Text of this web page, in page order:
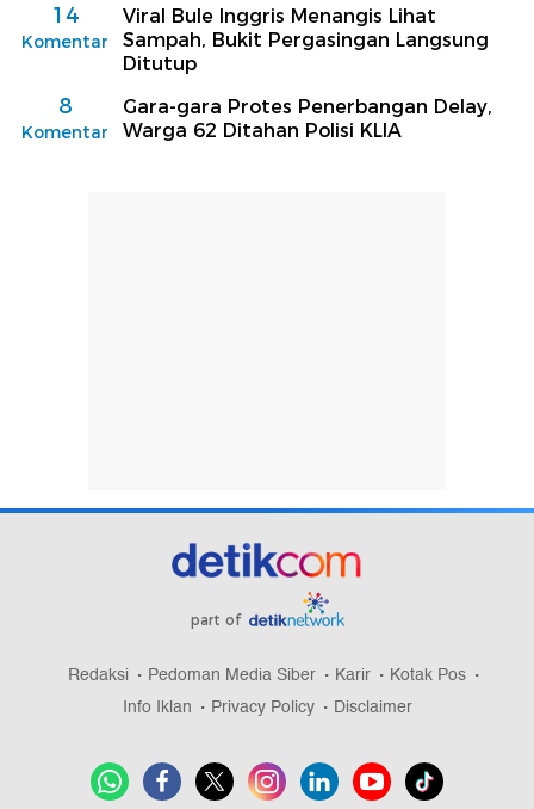
14
Komentar
Viral Bule Inggris Menangis Lihat
Sampah, Bukit Pergasingan Langsung
Ditutup
8
Komentar
Gara-gara Protes Penerbangan Delay,
Warga 62 Ditahan Polisi KLIA
part of
Redaksi Pedoman Media Siber Karir
Kotak Pos
Info Iklan
Privacy Policy Disclaimer